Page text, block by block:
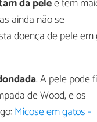
da pelee tem
ainda não se
doença de pele em
. A pele pode
de Wood, e os
Micose em gatos -